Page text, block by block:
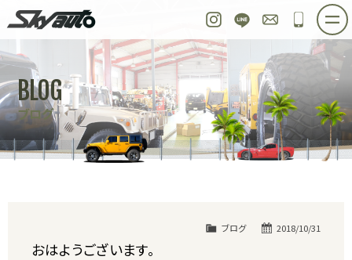
Instagram
LINE お問い合わせ
048-
ホーム 在庫車情報 ご購入プラン
整備作業実例 パーツ販売 買取＆オーダー
店舗紹介 工場紹介 会社概要
スタッフ紹介 求人情報 公式ブログ
BLOG
ブログ
2018/10/31
ブログ
おはようございます。